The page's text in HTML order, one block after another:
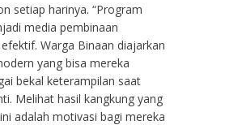
setiap harinya. “Program
media pembinaan
Warga Binaan diajarkan
yang bisa mereka
bekal keterampilan saat
Melihat hasil kangkung yang
adalah motivasi bagi mereka